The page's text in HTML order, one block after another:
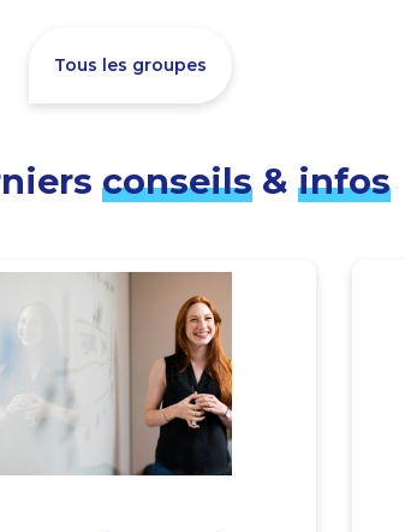
Tous les groupes
conseils & infos